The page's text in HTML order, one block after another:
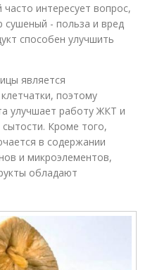
интересует вопрос,
сушеный - польза и вред
способен улучшить
является
поэтому
улучшает работу ЖКТ и
Кроме того,
в содержании
и микроэлементов,
обладают